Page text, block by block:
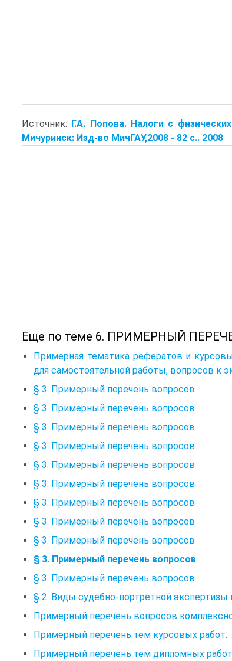
Источник: Г.А. Попова. Налоги с
Мичуринск: Изд-во МичГАУ,2008 - 82 с.. 2008
Еще по теме 6. ПРИМЕРНЫЙ
Примерная тематика рефератов и
для самостоятельной работы, вопросов к
§ 3. Примерный перечень вопросов
§ 3. Примерный перечень вопросов
§ 3. Примерный перечень вопросов
§ 3. Примерный перечень вопросов
§ 3. Примерный перечень вопросов
§ 3. Примерный перечень вопросов
§ 3. Примерный перечень вопросов
§ 3. Примерный перечень вопросов
§ 3. Примерный перечень вопросов
§ 3. Примерный перечень вопросов
§ 3. Примерный перечень вопросов
§ 2. Виды судебно-портретной
Примерный перечень вопросов
Примерный перечень тем курсовых работ.
Примерный перечень тем дипломных